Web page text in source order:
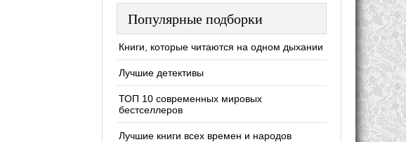
Популярные подборки
Книги, которые читаются на одном дыхании
Лучшие детективы
ТОП 10 современных мировых
бестселлеров
Лучшие книги всех времен и народов